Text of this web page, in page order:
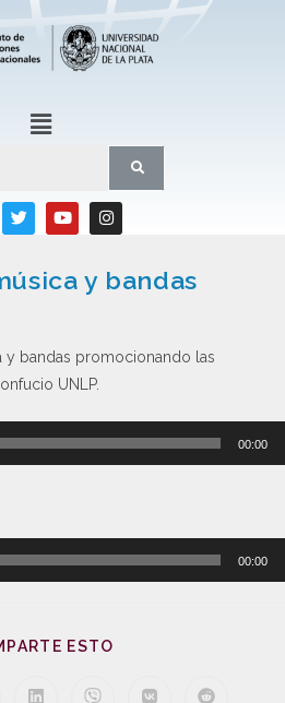
y bandas
y bandas promocionando las
UNLP.
00:00
00:00
ESTO